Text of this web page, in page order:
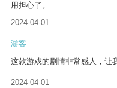
用担心了。
2024-04-01
游客
这款游戏的剧情非常感人，让
2024-04-01